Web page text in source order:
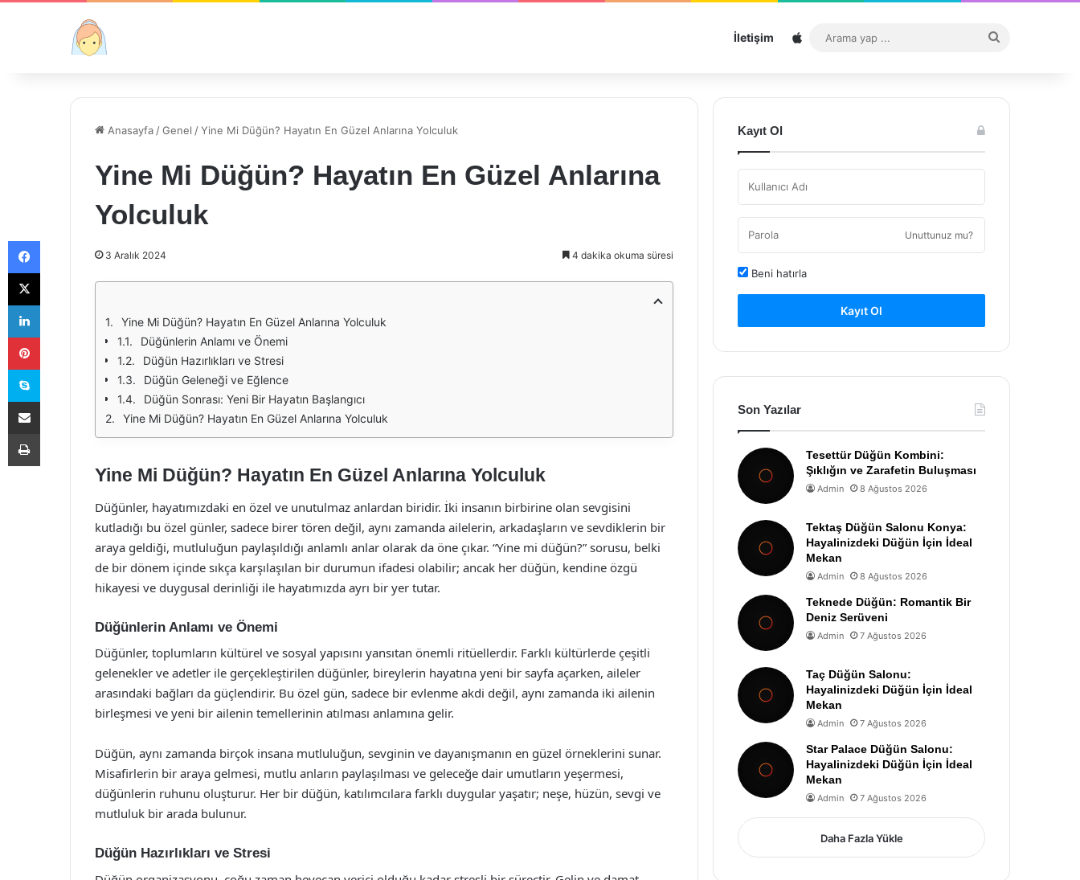
İletişim Sitemap
...
Anasayfa /Genel /Yine Mi Düğün? Hayatın En Güzel Anlarına Yolculuk
Yine Mi Düğün? Hayatın En Güzel Anlarına
Yolculuk
3 Aralık 2024 4 dakika okuma süresi
Yine Mi Düğün? Hayatın En Güzel Anlarına Yolculuk
Düğünlerin Anlamı ve Önemi
Düğün Hazırlıkları ve Stresi
Düğün Geleneği ve Eğlence
Düğün Sonrası: Yeni Bir Hayatın Başlangıcı
Yine Mi Düğün? Hayatın En Güzel Anlarına Yolculuk
Yine Mi Düğün? Hayatın En Güzel Anlarına Yolculuk
Düğünler, hayatımızdaki en özel ve unutulmaz anlardan biridir. İki insanın birbirine olan sevgisini
kutladığı bu özel günler, sadece birer tören değil, aynı zamanda ailelerin, arkadaşların ve sevdiklerin bir
araya geldiği, mutluluğun paylaşıldığı anlamlı anlar olarak da öne çıkar. “Yine mi düğün?” sorusu, belki
de bir dönem içinde sıkça karşılaşılan bir durumun ifadesi olabilir; ancak her düğün, kendine özgü
hikayesi ve duygusal derinliği ile hayatımızda ayrı bir yer tutar.
Düğünlerin Anlamı ve Önemi
Düğünler, toplumların kültürel ve sosyal yapısını yansıtan önemli ritüellerdir. Farklı kültürlerde çeşitli
gelenekler ve adetler ile gerçekleştirilen düğünler, bireylerin hayatına yeni bir sayfa açarken, aileler
arasındaki bağları da güçlendirir. Bu özel gün, sadece bir evlenme akdi değil, aynı zamanda iki ailenin
birleşmesi ve yeni bir ailenin temellerinin atılması anlamına gelir.
Düğün, aynı zamanda birçok insana mutluluğun, sevginin ve dayanışmanın en güzel örneklerini sunar.
Misafirlerin bir araya gelmesi, mutlu anların paylaşılması ve geleceğe dair umutların yeşermesi,
düğünlerin ruhunu oluşturur. Her bir düğün, katılımcılara farklı duygular yaşatır; neşe, hüzün, sevgi ve
mutluluk bir arada bulunur.
Düğün Hazırlıkları ve Stresi
Kayıt Ol
Unuttunuz mu?
Beni hatırla
Kayıt Ol
Son Yazılar
Tesettür Düğün Kombini:
Şıklığın ve Zarafetin Buluşması
Admin 8 Ağustos 2026
Tektaş Düğün Salonu Konya:
Hayalinizdeki Düğün İçin İdeal
Mekan
Admin 8 Ağustos 2026
Teknede Düğün: Romantik Bir
Deniz Serüveni
Admin 7 Ağustos 2026
Taç Düğün Salonu:
Hayalinizdeki Düğün İçin İdeal
Mekan
Admin 7 Ağustos 2026
Star Palace Düğün Salonu:
Hayalinizdeki Düğün İçin İdeal
Mekan
Admin 7 Ağustos 2026
Daha Fazla Yükle
Facebook
X
LinkedIn
Pinterest
Skype
E-Posta ile paylaş